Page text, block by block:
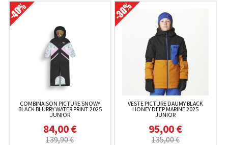
COMBINAISON PICTURE SNOWY
BLACK BLURRY WATER PRINT 2025
JUNIOR
84,00 €
139,90 €
VESTE PICTURE DAUMY BLACK
HONEY DEEP MARINE 2025
JUNIOR
95,00 €
135,00 €